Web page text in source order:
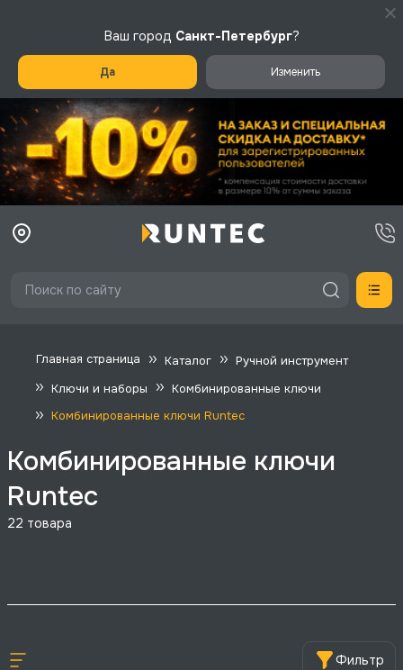
Ваш город Санкт-Петербург?
Да Изменить
Главная страница Каталог
Ручной инструмент
Ключи и наборы
Комбинированные ключи
Комбинированные ключи Runtec
Комбинированные ключи
Runtec
22 товара
Фильтр